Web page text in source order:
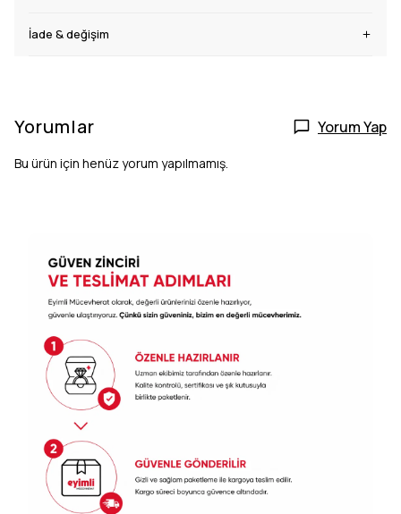
İade & değişim
Yorumlar Yorum Yap
Bu ürün için henüz yorum yapılmamış.